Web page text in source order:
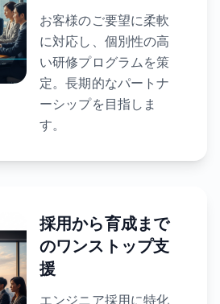
お客様のご要望に柔軟
に対応し、個別性の高
い研修プログラムを策
定。長期的なパートナ
ーシップを目指しま
す。
採用から育成まで
のワンストップ支
援
エンジニア採用に特化